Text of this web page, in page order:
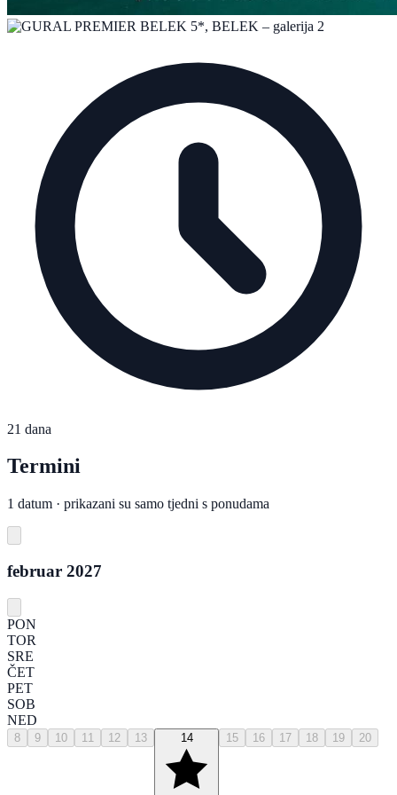
21 dana
Termini
1 datum · prikazani su samo tjedni s ponudama
februar 2027
PON
TOR
SRE
ČET
PET
SOB
NED
8 9 10 11 12 13 14 15 16 17 18 19 20